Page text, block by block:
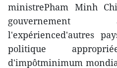
ministrePham Minh
l'expérienced'autres
politique
d'impôtminimum